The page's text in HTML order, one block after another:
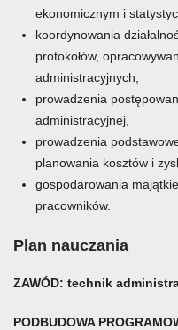
ekonomicznym i
koordynowania
protokołów,
administracyjnych,
prowadzenia
administracyjnej,
prowadzenia
planowania kosztów i
gospodarowania
pracowników.
Plan nauczania
ZAWÓD: technik
PODBUDOWA